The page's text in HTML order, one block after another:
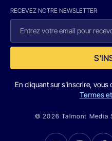
RECEVEZ NOTRE NEWSLETTER
En cliquant sur s'inscrire, vous
Termes
© 2026 Talmont Media